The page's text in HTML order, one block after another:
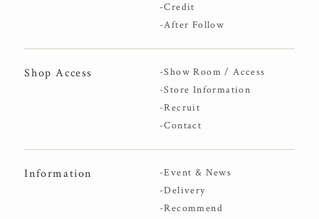
-Credit
-After Follow
Shop Access
-Show Room / Access
-Store Information
-Recruit
-Contact
Information
-Event & News
-Delivery
-Recommend